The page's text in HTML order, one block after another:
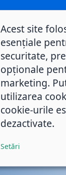
INTEGRITATE
Acest site
esențiale
securitate,
opționale
marketing.
utilizarea
cookie-urile
dezactivate.
Setări